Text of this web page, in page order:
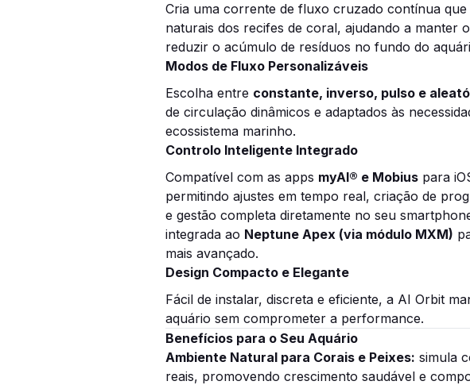
Cria uma corrente de fluxo cruzado contínua que
naturais dos recifes de coral, ajudando a manter
reduzir o acúmulo de resíduos no fundo do
Modos de Fluxo Personalizáveis
Escolha entre constante, inverso, pulso e
de circulação dinâmicos e adaptados às
ecossistema marinho.
Controlo Inteligente Integrado
Compatível com as apps myAI® e Mobius para
permitindo ajustes em tempo real, criação de
e gestão completa diretamente no seu
integrada ao Neptune Apex (via módulo MXM)
mais avançado.
Design Compacto e Elegante
Fácil de instalar, discreta e eficiente, a AI Orbit
aquário sem comprometer a performance.
Benefícios para o Seu Aquário
Ambiente Natural para Corais e Peixes: simula
reais, promovendo crescimento saudável e